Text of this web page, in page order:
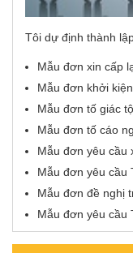
Tôi dự định thành
Mẫu đơn xin cấp
Mẫu đơn khởi
Mẫu đơn tố giác
Mẫu đơn tố cáo
Mẫu đơn yêu cầu
Mẫu đơn yêu cầu
Mẫu đơn đề nghị
Mẫu đơn yêu cầu